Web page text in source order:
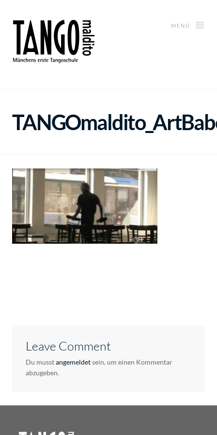
MENÜ
Leave Comment
Du musstangemeldetsein, um einen Kommentar
abzugeben.